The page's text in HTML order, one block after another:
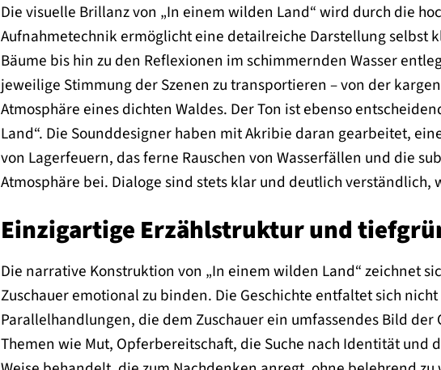
Die visuelle Brillanz von „In einem wilden Land“ wird durch die
Aufnahmetechnik ermöglicht eine detailreiche Darstellung selbst
Bäume bis hin zu den Reflexionen im schimmernden Wasser
jeweilige Stimmung der Szenen zu transportieren – von der
Atmosphäre eines dichten Waldes. Der Ton ist ebenso
Land“. Die Sounddesigner haben mit Akribie daran gearbeitet,
von Lagerfeuern, das ferne Rauschen von Wasserfällen und die
Atmosphäre bei. Dialoge sind stets klar und deutlich
Einzigartige Erzählstruktur und
Die narrative Konstruktion von „In einem wilden Land“ zeichnet
Zuschauer emotional zu binden. Die Geschichte entfaltet sich
Parallelhandlungen, die dem Zuschauer ein umfassendes Bild
Themen wie Mut, Opferbereitschaft, die Suche nach Identität und